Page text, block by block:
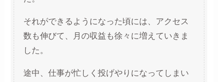
それができるようになった頃には、アクセス
数も伸びて、月の収益も徐々に増えていきま
した。
途中、仕事が忙しく投げやりになってしまい